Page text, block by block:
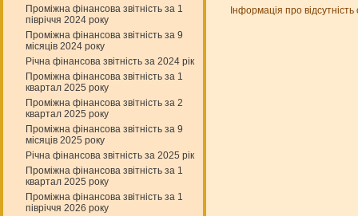
Проміжна фінансова звітність за 1
півріччя 2024 року
Проміжна фінансова звітність за 9
місяців 2024 року
Річна фінансова звітність за 2024 рік
Проміжна фінансова звітність за 1
квартал 2025 року
Проміжна фінансова звітність за 2
квартал 2025 року
Проміжна фінансова звітність за 9
місяців 2025 року
Річна фінансова звітність за 2025 рік
Проміжна фінансова звітність за 1
квартал 2025 року
Проміжна фінансова звітність за 1
півріччя 2026 року
Інформація про